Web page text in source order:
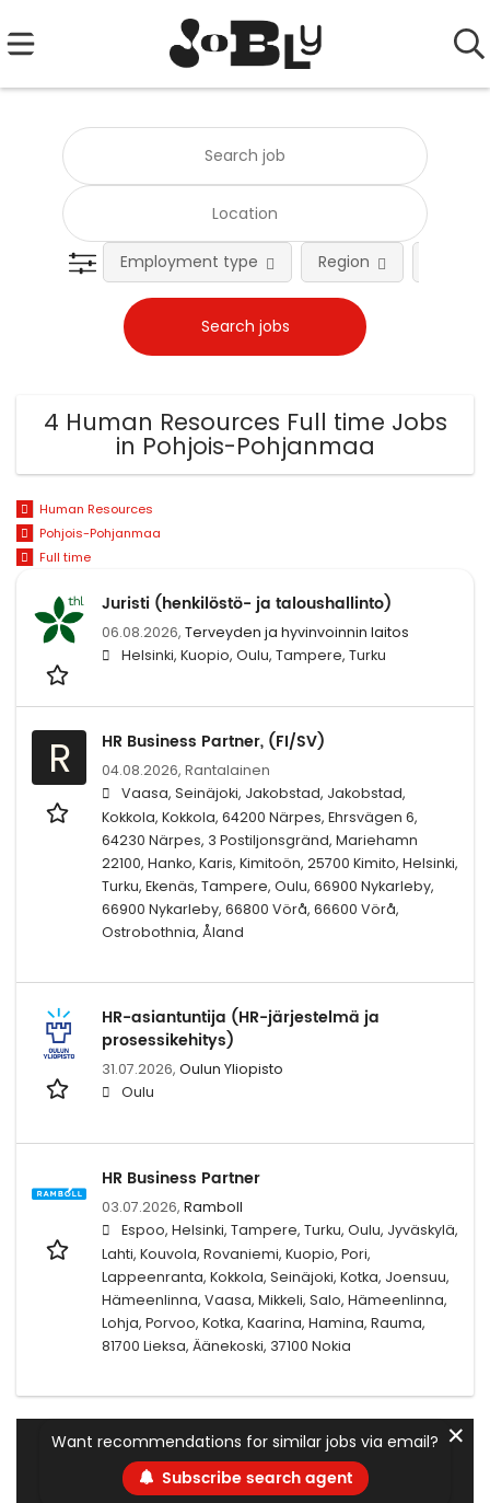
Employment type Region
4 Human Resources Full time Jobs
in Pohjois-Pohjanmaa
Human Resources
Pohjois-Pohjanmaa
Full time
Juristi (henkilöstö- ja taloushallinto)
06.08.2026, Terveyden ja hyvinvoinnin laitos
Helsinki, Kuopio, Oulu, Tampere, Turku
R HR Business Partner, (FI/SV)
04.08.2026, Rantalainen
Vaasa, Seinäjoki, Jakobstad, Jakobstad,
Kokkola, Kokkola, 64200 Närpes, Ehrsvägen 6,
64230 Närpes, 3 Postiljonsgränd, Mariehamn
22100, Hanko, Karis, Kimitoön, 25700 Kimito, Helsinki,
Turku, Ekenäs, Tampere, Oulu, 66900 Nykarleby,
66900 Nykarleby, 66800 Vörå, 66600 Vörå,
Ostrobothnia, Åland
HR-asiantuntija (HR-järjestelmä ja
prosessikehitys)
31.07.2026, Oulun Yliopisto
Oulu
HR Business Partner
03.07.2026, Ramboll
Espoo, Helsinki, Tampere, Turku, Oulu, Jyväskylä,
Lahti, Kouvola, Rovaniemi, Kuopio, Pori,
Lappeenranta, Kokkola, Seinäjoki, Kotka, Joensuu,
Hämeenlinna, Vaasa, Mikkeli, Salo, Hämeenlinna,
Lohja, Porvoo, Kotka, Kaarina, Hamina, Rauma,
81700 Lieksa, Äänekoski, 37100 Nokia
Want recommendations for similar jobs via email?
Subscribe search agent
✕